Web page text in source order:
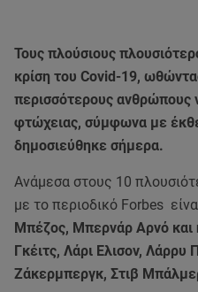
Τους πλούσιους
κρίση του Covid-19,
περισσότερους ανθρώπους
φτώχειας, σύμφωνα με
δημοσιεύθηκε σήμερα.
Ανάμεσα στους 10
με το περιοδικό Forbes
Μπέζος, Μπερνάρ Αρνό και
Γκέιτς, Λάρι Ελισον,
Ζάκερμπεργκ, Στιβ